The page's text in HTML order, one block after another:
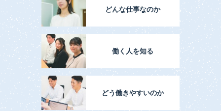
どんな仕事なのか
働く人を知る
どう働きやすいのか